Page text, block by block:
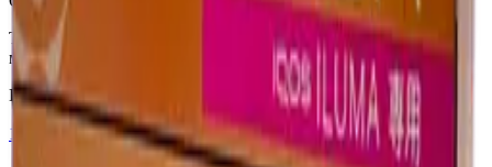
Terea Hybrid Pearl Smooth Mint — стики для IQOS ILUMA с
мятью и табачными оттенками — Япония.
Похожие товары
18+ Мне исполнилось 18 лет